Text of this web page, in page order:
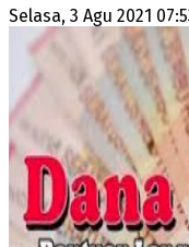
Selasa, 3 Agu 2021